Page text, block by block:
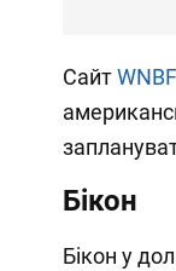
Сайт
Бікон
Бікон у